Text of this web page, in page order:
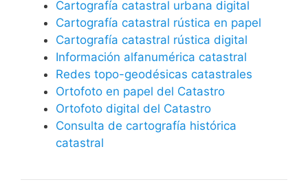
Cartografía catastral urbana digital
Cartografía catastral rústica en papel
Cartografía catastral rústica digital
Información alfanumérica catastral
Redes topo-geodésicas catastrales
Ortofoto en papel del Catastro
Ortofoto digital del Catastro
Consulta de cartografía histórica
catastral